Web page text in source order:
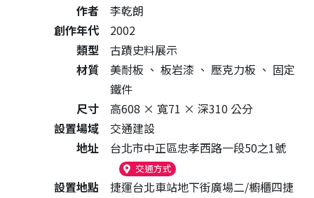
作者
李乾朗
創作年代
2002
類型
古蹟史料展示
材質
美耐板 、 板岩漆 、 壓克力板 、 固定
鐵件
尺寸
高608 × 寬71 × 深310 公分
設置場域
交通建設
地址
台北市中正區忠孝西路一段50之1號
交通方式（另開新視窗）
設置地點
捷運台北車站地下街廣場二/櫥櫃四捷